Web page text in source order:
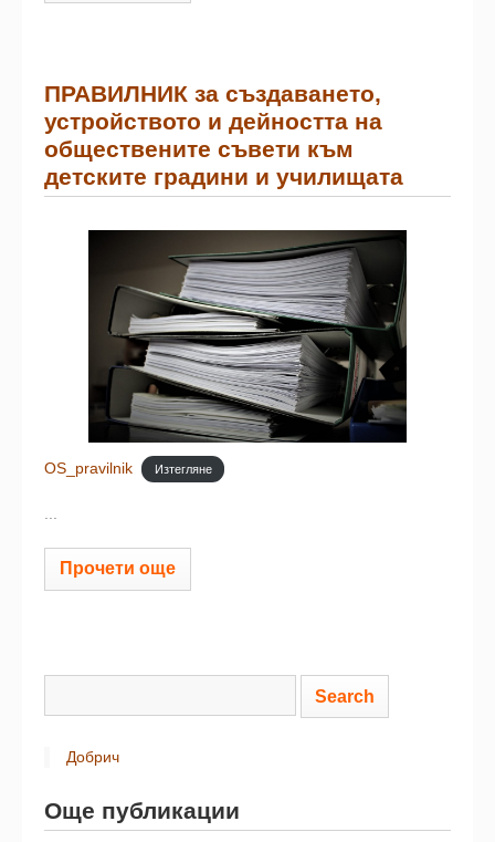
ПРАВИЛНИК за създаването,
устройството и дейността на
обществените съвети към
детските градини и училищата
OS_pravilnik Изтегляне
Прочети още
Добрич
Още публикации